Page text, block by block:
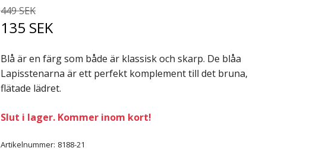
449 SEK
135 SEK
Blå är en färg som både är klassisk och skarp. De blåa
Lapisstenarna är ett perfekt komplement till det bruna,
flätade lädret.
Slut i lager. Kommer inom kort!
Artikelnummer: 8188-21